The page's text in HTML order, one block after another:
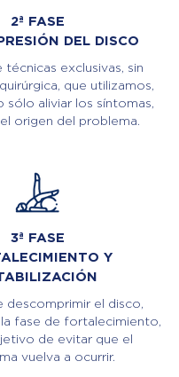
2ª FASE
DEL DISCO
exclusivas, sin
que utilizamos,
sólo aliviar los síntomas,
origen del problema.
3ª FASE
Y
descomprimir el disco,
fase de fortalecimiento,
de evitar que el
vuelva a ocurrir.